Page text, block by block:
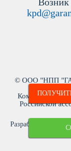
© ООО "НПП
Компания
Российской
Разработчик ЭПС